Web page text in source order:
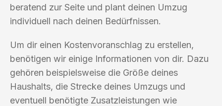
beratend zur Seite und plant deinen Umzug
individuell nach deinen Bedürfnissen.
Um dir einen Kostenvoranschlag zu erstellen,
benötigen wir einige Informationen von dir. Dazu
gehören beispielsweise die Größe deines
Haushalts, die Strecke deines Umzugs und
eventuell benötigte Zusatzleistungen wie